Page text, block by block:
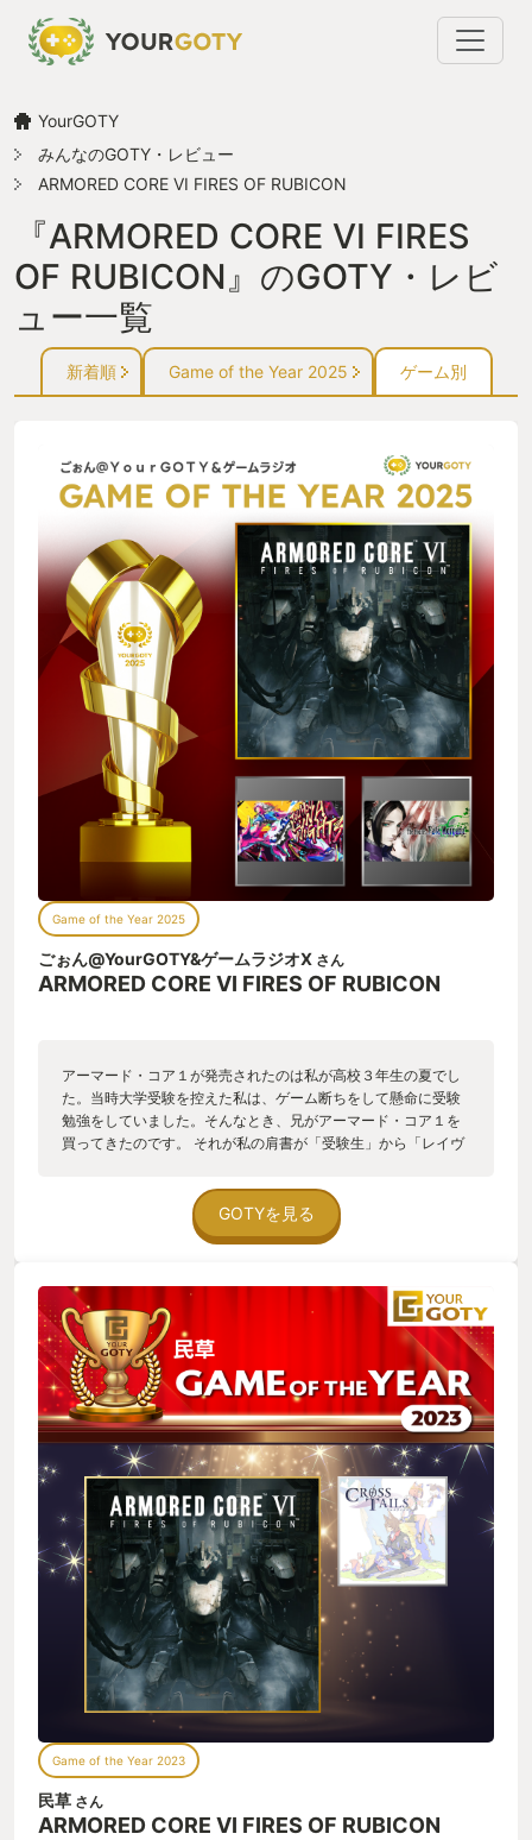
YourGOTY
みんなのGOTY・レビュー
ARMORED CORE VI FIRES OF RUBICON
『ARMORED CORE VI FIRES
OF RUBICON』のGOTY・レビ
ュー一覧
新着順 Game of the Year 2025 ゲーム別
Game of the Year 2025
ごぉん@YourGOTY&ゲームラジオX さん
ARMORED CORE VI FIRES OF RUBICON
アーマード・コア１が発売されたのは私が高校３年生の夏でし
た。当時大学受験を控えた私は、ゲーム断ちをして懸命に受験
勉強をしていました。そんなとき、兄がアーマード・コア１を
買ってきたのです。 それが私の肩書が「受験生」から「レイヴ
という大きな代償を支払いながらも、数多の戦いをくぐり抜け
てレイヴンとして成長した私は、傷を癒やすため長い眠りにつ
きます。（本当にもう勉強しないとやばい・・涙） そんなわけ
発売され、再び火をつけます。 まさにゲームのキャッチコピー
「火をつけろ、燃え残った全てに」の通り。 - ということで、
プレイを始めたAC6ですが、携帯端末のリモートプレイで遊ん
でいるせいもあるのですが、老眼で早い動きがよく見えない。
回避連打で酷使した左右の親指があっという間に疲労する。反
射能力も落ちているのか「ビービー」という警告音に反応出来
ず、大威力攻撃に直撃されまくる。数年ぶりに徹夜に近いこと
して一晩中バルテウスと戦ってそれでも勝てなかった時はかな
り絶望しました。 傭兵は衰えた。メタルギア４のスネークの気
持ちがちょっとわかった気がしました。 - そんな感じで結構辛
い思いをしつつ遊んでたんですが、それでもモチベーションを
キープさせてくれたのは、ゲームに登場する魅力的なキャラク
ターとその名言でした。 まずは主人公の「飼い主」であるウォ
ルター。強化人間である主人公621を目覚めさせて配下としたウ
ォルターは、その後ずっと主人公に命令を出す立場で物語が進
みます。 ウォルターは、はじめは厳しい態度で主人公に命令を
出していたのですが、長く共に戦ううちに主人公に対して敬意
と愛情を示してくれるようになります。 「駄犬呼ばわりは止め
てもらおう。旧世代型にも尊厳はある」これは主人公の悪口を
言うビジネス相手にチクリという一言です。ウォルターを戦友
として認識した最初の瞬間でした。 その後「戻って休め、
621」など、こちらを気遣って尊重してくれる言動が見られるよ
うになります。 最終的には彼のためならどんな戦場でも行け
る、そんな気にさせてくれる戦友となりました。 また、レッド
GOTYを見る
Game of the Year 2023
民草 さん
ARMORED CORE VI FIRES OF RUBICON